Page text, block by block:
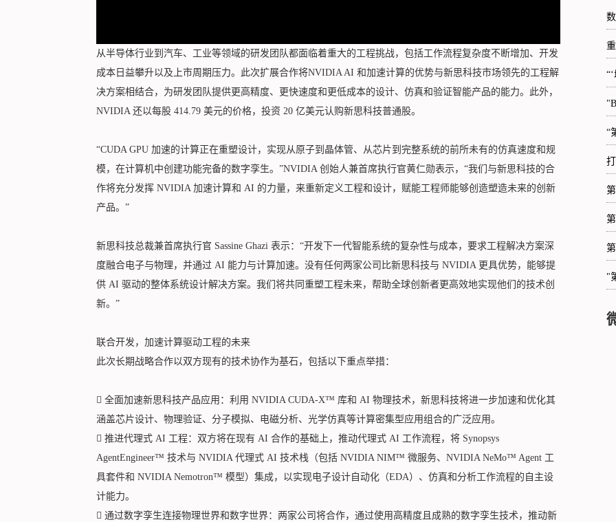
从半导体行业到汽车、工业等领域的研发团队都面临着重大的工程挑战，包括工作流程复杂度不断增加、开发
成本日益攀升以及上市周期压力。此次扩展合作将NVIDIA AI 和加速计算的优势与新思科技市场领先的工程解
决方案相结合，为研发团队提供更高精度、更快速度和更低成本的设计、仿真和验证智能产品的能力。此外，
NVIDIA 还以每股 414.79 美元的价格，投资 20 亿美元认购新思科技普通股。
“CUDA GPU 加速的计算正在重塑设计，实现从原子到晶体管、从芯片到完整系统的前所未有的仿真速度和规
模，在计算机中创建功能完备的数字孪生。”NVIDIA 创始人兼首席执行官黄仁勋表示，“我们与新思科技的合
作将充分发挥 NVIDIA 加速计算和 AI 的力量，来重新定义工程和设计，赋能工程师能够创造塑造未来的创新
产品。”
新思科技总裁兼首席执行官 Sassine Ghazi 表示：“开发下一代智能系统的复杂性与成本，要求工程解决方案深
度融合电子与物理，并通过 AI 能力与计算加速。没有任何两家公司比新思科技与 NVIDIA 更具优势，能够提
供 AI 驱动的整体系统设计解决方案。我们将共同重塑工程未来，帮助全球创新者更高效地实现他们的技术创
新。”
联合开发，加速计算驱动工程的未来
此次长期战略合作以双方现有的技术协作为基石，包括以下重点举措：
 全面加速新思科技产品应用：利用 NVIDIA CUDA-X™ 库和 AI 物理技术，新思科技将进一步加速和优化其
涵盖芯片设计、物理验证、分子模拟、电磁分析、光学仿真等计算密集型应用组合的广泛应用。
 推进代理式 AI 工程：双方将在现有 AI 合作的基础上，推动代理式 AI 工作流程，将 Synopsys
AgentEngineer™ 技术与 NVIDIA 代理式 AI 技术栈（包括 NVIDIA NIM™ 微服务、NVIDIA NeMo™ Agent 工
具套件和 NVIDIA Nemotron™ 模型）集成，以实现电子设计自动化（EDA）、仿真和分析工作流程的自主设
计能力。
 通过数字孪生连接物理世界和数字世界：两家公司将合作，通过使用高精度且成熟的数字孪生技术，推动新
“
"